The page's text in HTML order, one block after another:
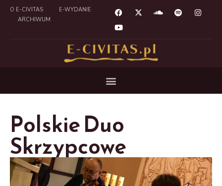
O E-CIVITAS
E-WYDANIE
ARCHIWUM
Polskie Duo
Skrzypcowe